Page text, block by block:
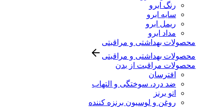
رنگ ابرو
سایه ابرو
ریمل ابرو
مداد ابرو
محصولات بهداشتی و مراقبتی
محصولات بهداشتی و مراقبتی
محصولات مراقبت از بدن
افترسان
ضد درد، سوختگی و التهاب
اتو برنز
روغن و لوسیون برنزه کننده